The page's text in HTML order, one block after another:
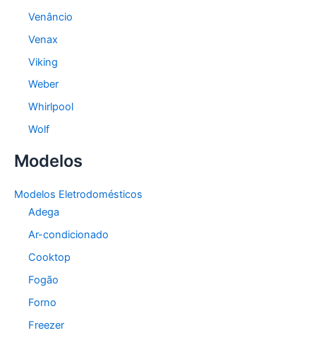
Venâncio
Venax
Viking
Weber
Whirlpool
Wolf
Modelos
Modelos Eletrodomésticos
Adega
Ar-condicionado
Cooktop
Fogão
Forno
Freezer